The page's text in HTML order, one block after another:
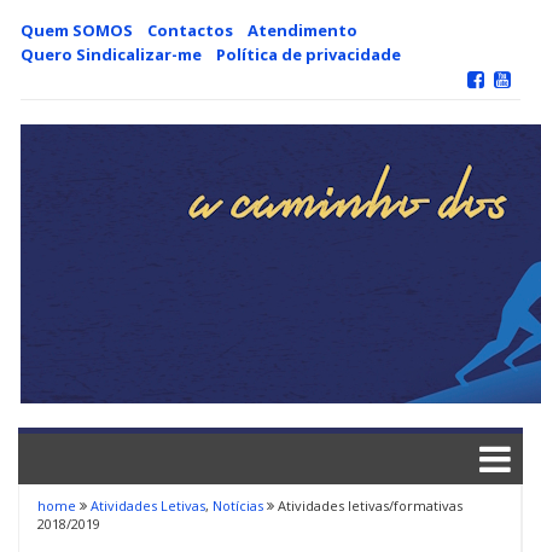
Skip
content
Quem SOMOS Contactos
Atendimento
Quero Sindicalizar-me
Política de privacidade
home Atividades Letivas, Notícias
Atividades letivas/formativas
2018/2019